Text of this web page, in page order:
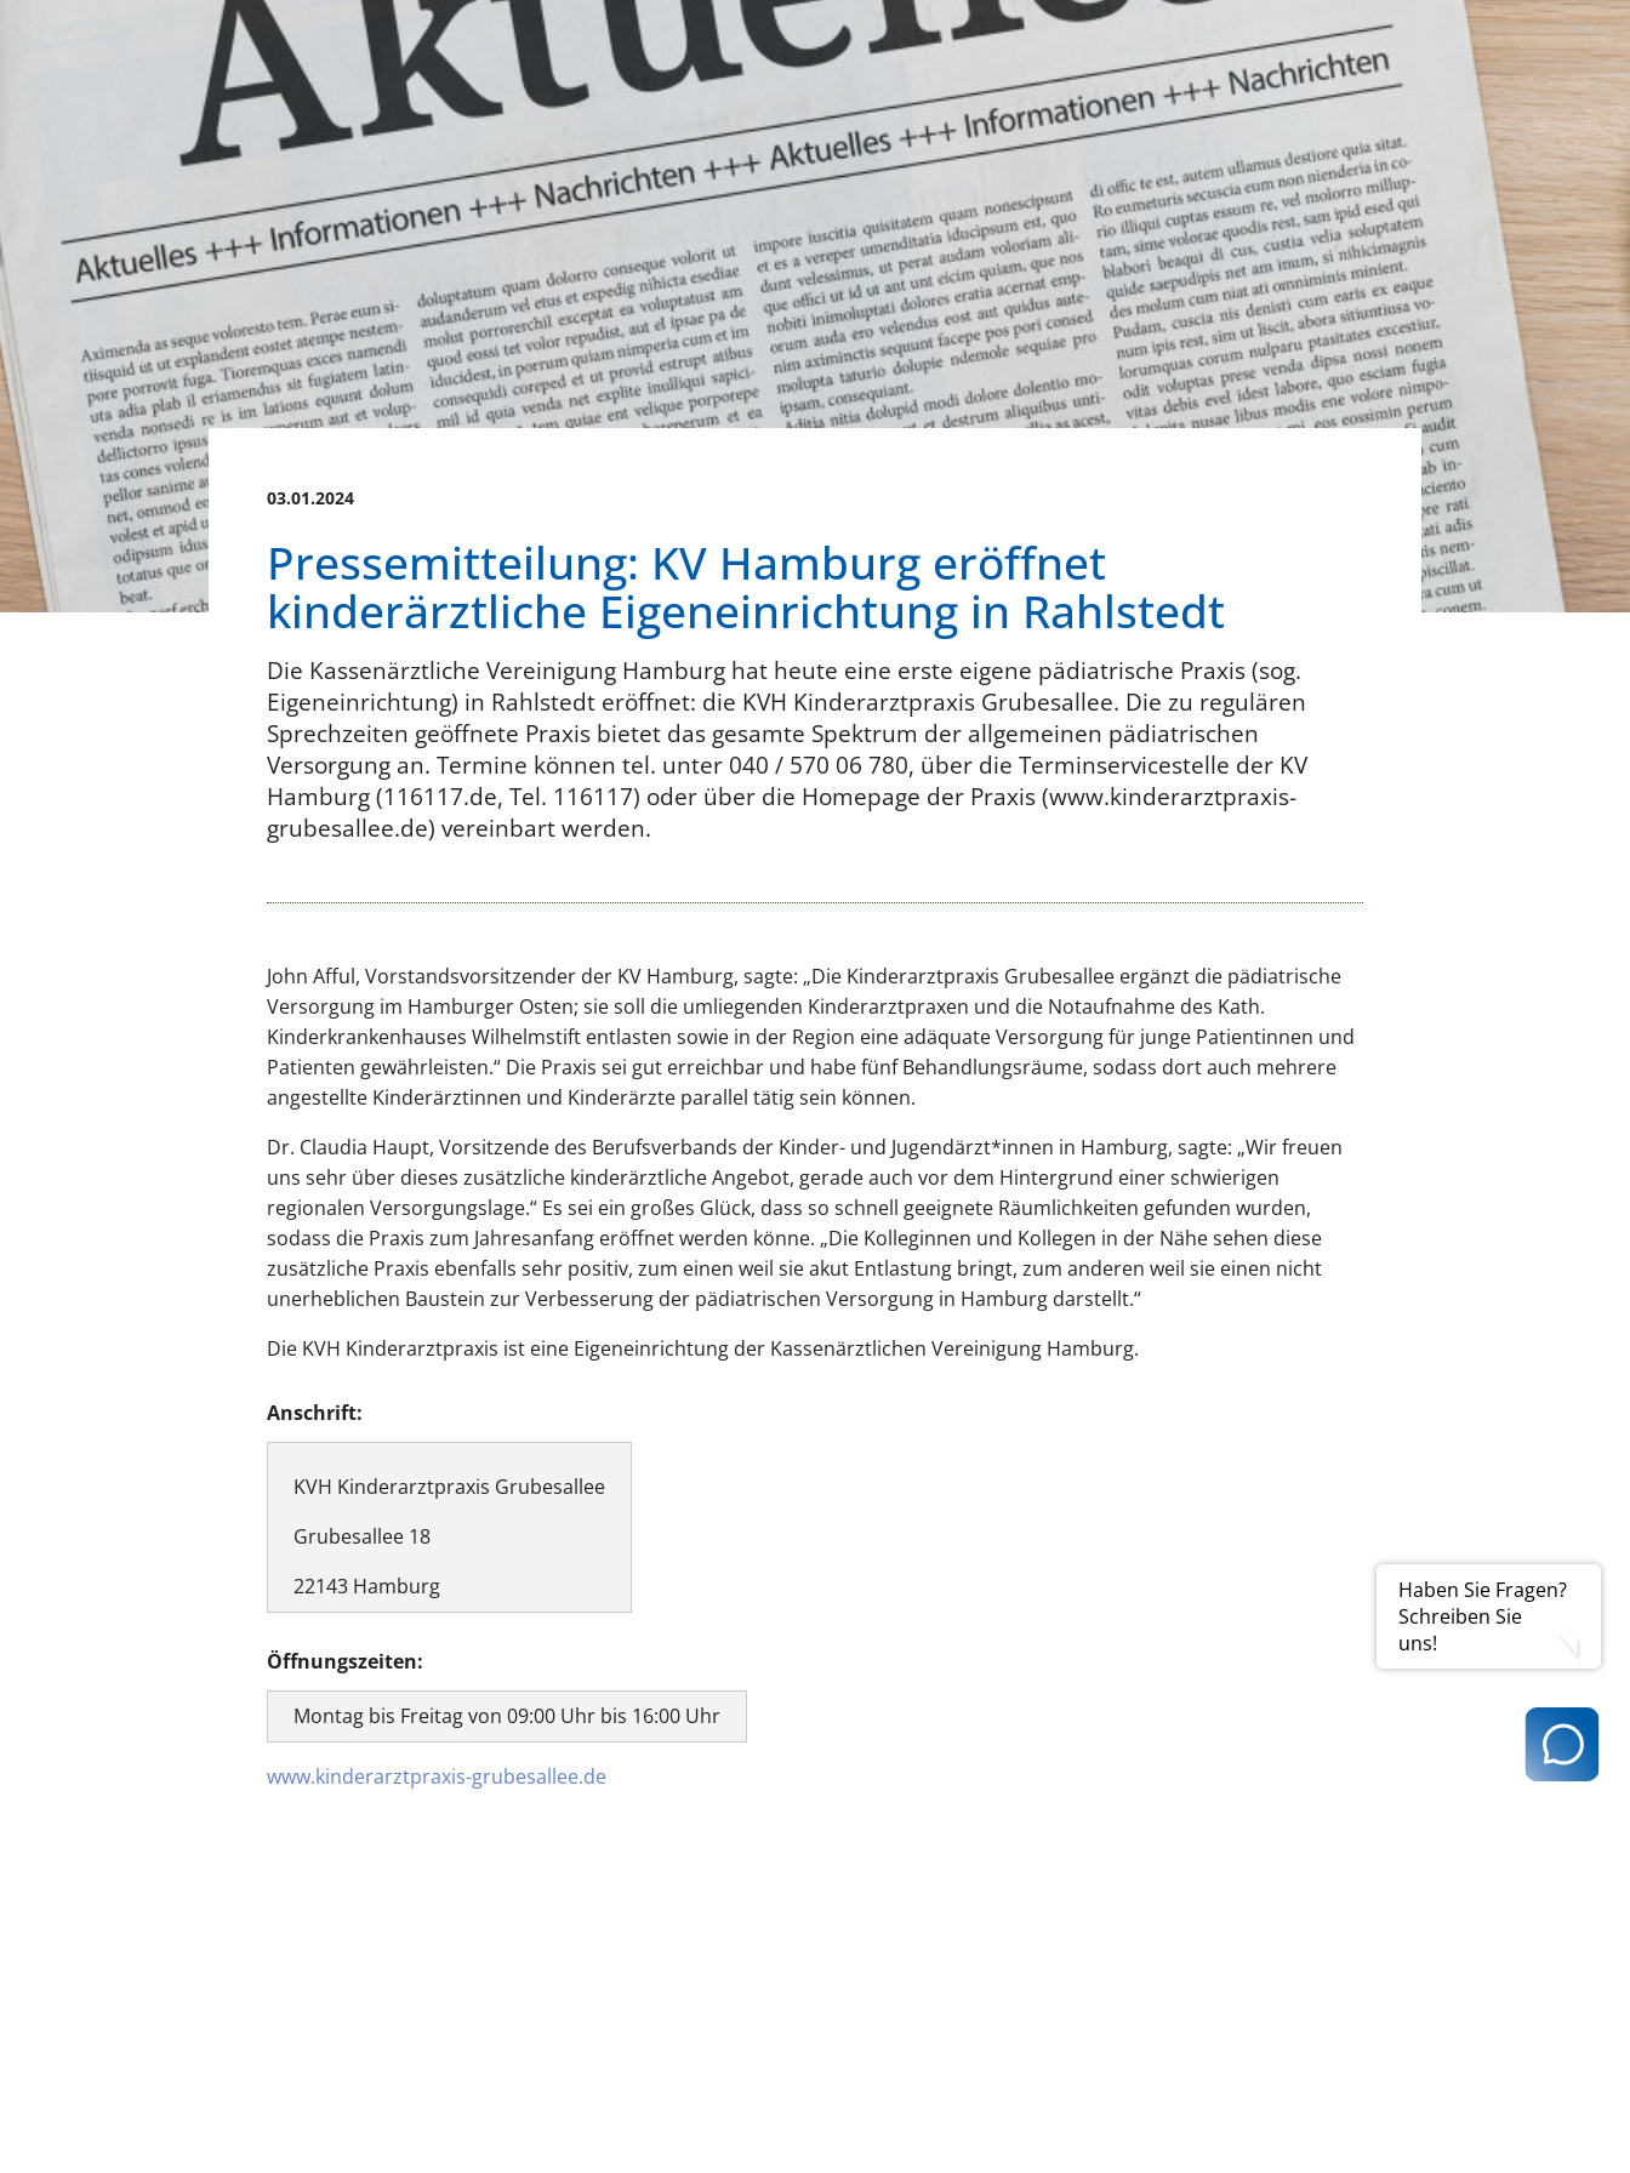
Haben Sie Fragen?
Schreiben Sie
uns!
03.01.2024
Pressemitteilung: KV Hamburg eröffnet
kinderärztliche Eigeneinrichtung in Rahlstedt
Die Kassenärztliche Vereinigung Hamburg hat heute eine erste eigene pädiatrische Praxis (sog.
Eigeneinrichtung) in Rahlstedt eröffnet: die KVH Kinderarztpraxis Grubesallee. Die zu regulären
Sprechzeiten geöffnete Praxis bietet das gesamte Spektrum der allgemeinen pädiatrischen
Versorgung an. Termine können tel. unter 040 / 570 06 780, über die Terminservicestelle der KV
Hamburg (116117.de, Tel. 116117) oder über die Homepage der Praxis (www.kinderarztpraxis-
grubesallee.de) vereinbart werden.
John Afful, Vorstandsvorsitzender der KV Hamburg, sagte: „Die Kinderarztpraxis Grubesallee ergänzt die pädiatrische
Versorgung im Hamburger Osten; sie soll die umliegenden Kinderarztpraxen und die Notaufnahme des Kath.
Kinderkrankenhauses Wilhelmstift entlasten sowie in der Region eine adäquate Versorgung für junge Patientinnen und
Patienten gewährleisten.“ Die Praxis sei gut erreichbar und habe fünf Behandlungsräume, sodass dort auch mehrere
angestellte Kinderärztinnen und Kinderärzte parallel tätig sein können.
Dr. Claudia Haupt, Vorsitzende des Berufsverbands der Kinder- und Jugendärzt*innen in Hamburg, sagte: „Wir freuen
uns sehr über dieses zusätzliche kinderärztliche Angebot, gerade auch vor dem Hintergrund einer schwierigen
regionalen Versorgungslage.“ Es sei ein großes Glück, dass so schnell geeignete Räumlichkeiten gefunden wurden,
sodass die Praxis zum Jahresanfang eröffnet werden könne. „Die Kolleginnen und Kollegen in der Nähe sehen diese
zusätzliche Praxis ebenfalls sehr positiv, zum einen weil sie akut Entlastung bringt, zum anderen weil sie einen nicht
unerheblichen Baustein zur Verbesserung der pädiatrischen Versorgung in Hamburg darstellt.“
Die KVH Kinderarztpraxis ist eine Eigeneinrichtung der Kassenärztlichen Vereinigung Hamburg.
Anschrift:
KVH Kinderarztpraxis Grubesallee
Grubesallee 18
22143 Hamburg
Öffnungszeiten:
Montag bis Freitag von 09:00 Uhr bis 16:00 Uhr
www.kinderarztpraxis-grubesallee.de